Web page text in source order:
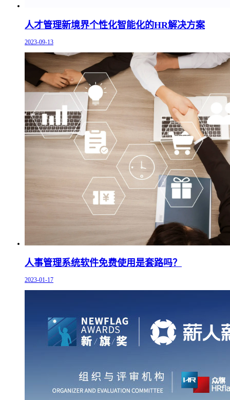
人才管理新境界个性化智能化的HR解决方案
2023-09-13
人事管理系统软件免费使用是套路吗？
2023-01-17